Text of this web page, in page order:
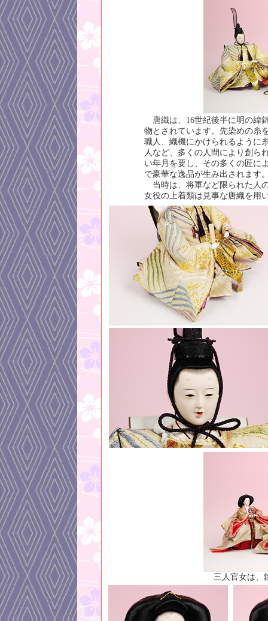
唐織は、16世紀後半に明の緯
物とされています。先染めの糸
職人、織機にかけられるように
人など、多くの人間により創ら
い年月を要し、その多くの匠に
で豪華な逸品が生み出されます
当時は、将軍など限られた人
女役の上着類は見事な唐織を用
三人官女は、